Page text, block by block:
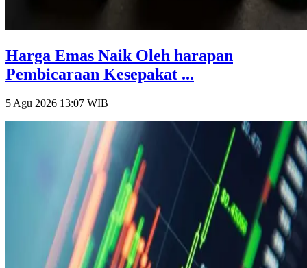
Harga Emas Naik Oleh harapan
Pembicaraan Kesepakat ...
5 Agu 2026 13:07 WIB